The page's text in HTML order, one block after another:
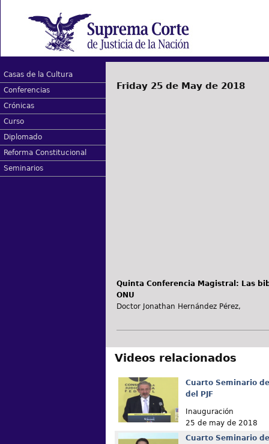
Casas de la Cultura
Conferencias
Crónicas
Curso
Diplomado
Reforma Constitucional
Seminarios
Friday 25 de May de 2018
Quinta Conferencia Magistral: Las
ONU
Doctor Jonathan Hernández Pérez,
Videos relacionados
Cuarto Seminario
del PJF
Inauguración
25 de may de 2018
Cuarto Seminario